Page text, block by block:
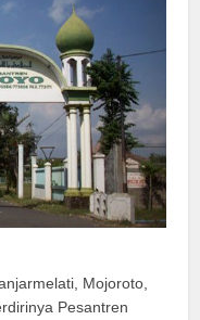
Mojoroto,
Pesantren